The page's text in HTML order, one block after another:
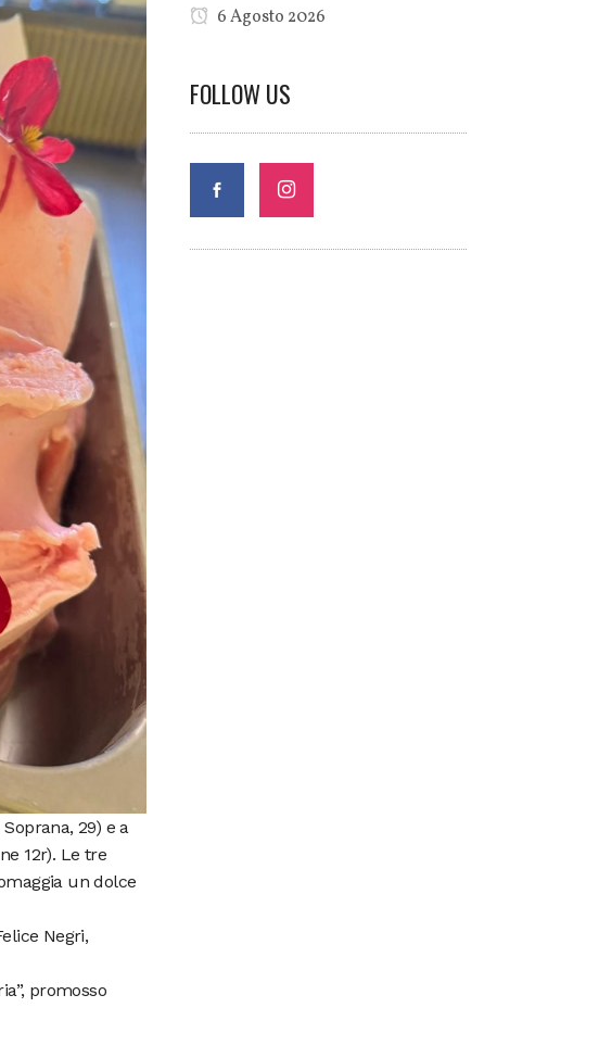
29) e a
12r). Le tre
un dolce
Negri,
promosso
6 Agosto 2026
FOLLOW US